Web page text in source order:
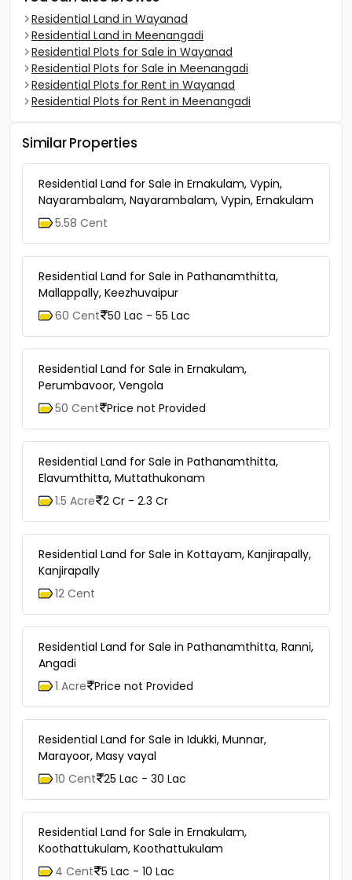
Residential Land in Wayanad
Residential Land in Meenangadi
Residential Plots for Sale in Wayanad
Residential Plots for Sale in Meenangadi
Residential Plots for Rent in Wayanad
Residential Plots for Rent in Meenangadi
Similar Properties
Residential Land for Sale in Ernakulam, Vypin,
Nayarambalam, Nayarambalam, Vypin, Ernakulam
5.58 Cent
Residential Land for Sale in Pathanamthitta,
Mallappally, Keezhuvaipur
60 Cent 50 Lac - 55 Lac
Residential Land for Sale in Ernakulam,
Perumbavoor, Vengola
50 Cent Price not Provided
Residential Land for Sale in Pathanamthitta,
Elavumthitta, Muttathukonam
1.5 Acre 2 Cr - 2.3 Cr
Residential Land for Sale in Kottayam, Kanjirapally,
Kanjirapally
12 Cent
Residential Land for Sale in Pathanamthitta, Ranni,
Angadi
1 Acre Price not Provided
Residential Land for Sale in Idukki, Munnar,
Marayoor, Masy vayal
10 Cent 25 Lac - 30 Lac
Residential Land for Sale in Ernakulam,
Koothattukulam, Koothattukulam
4 Cent 5 Lac - 10 Lac